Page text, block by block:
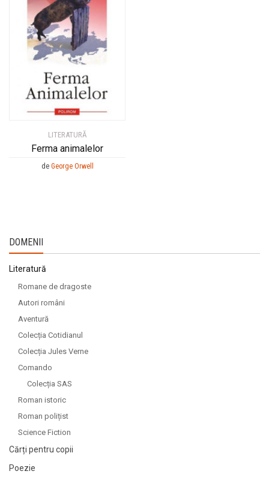
LITERATURĂ
Ferma animalelor
de George Orwell
DOMENII
Literatură
Romane de dragoste
Autori români
Aventură
Colecția Cotidianul
Colecția Jules Verne
Comando
Colecția SAS
Roman istoric
Roman polițist
Science Fiction
Cărți pentru copii
Poezie